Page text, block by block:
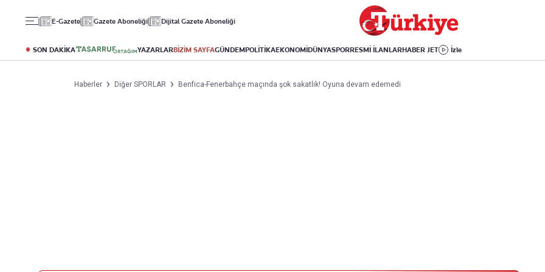
E-Gazete Gazete Aboneliği Dijital Gazete Aboneliği
SON DAKİKA YAZARLARBİZİM SAYFAGÜNDEMPOLİTİKAEKONOMİDÜNYASPORRESMİ İLANLARHABER JET İzle
Altın
Döviz
Kripto Para
Puan Durumu
Fikstür
Avrupa Ligi
Avrupa
Amerika
İsrail-Gazze
Yaşam
Sağlık
Yemek
Aktüel
Kitap
Haberler Diğer SPORLAR Benfica-Fenerbahçe maçında şok sakatlık! Oyuna devam edemedi